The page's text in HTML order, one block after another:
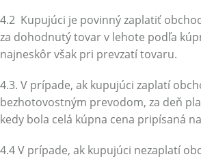
4.2 Kupujúci je povinný zaplatiť
za dohodnutý tovar v lehote podľa
najneskôr však pri prevzatí tovaru.
4.3. V prípade, ak kupujúci zaplatí
bezhotovostným prevodom, za deň
kedy bola celá kúpna cena pripísaná
4.4 V prípade, ak kupujúci nezaplatí